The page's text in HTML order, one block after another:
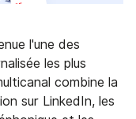
l'une des
les plus
combine la
sur LinkedIn, les